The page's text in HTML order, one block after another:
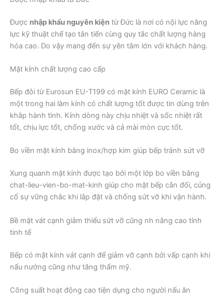
Được nhập khẩu nguyên kiện từ Đức là nơi có nội lực năng
lực kỹ thuật chế tạo tân tiến cùng quy tắc chất lượng hàng
hóa cao. Do vậy mang đến sự yên tâm lớn với khách hàng.
Mặt kính chất lượng cao cấp
Bếp đôi từ Eurosun EU-T199 có mặt kính EURO Ceramic là
một trong hai làm kính có chất lượng tốt được tin dùng trên
khắp hành tinh. Kính dòng này chịu nhiệt và sốc nhiệt rất
tốt, chịu lực tốt, chống xước và cả mài mòn cực tốt.
Bo viền mặt kính bằng inox/hợp kim giúp bếp tránh sứt vỡ
Xung quanh mặt kính được tạo bởi một lớp bo viền bằng
chat-lieu-vien-bo-mat-kinh giúp cho mặt bếp cân đối, củng
cố sự vững chắc khi lắp đặt và chống sứt vỡ khi vận hành.
Bề mặt vát cạnh giảm thiểu sứt vỡ cũng nh nâng cao tính
tinh tế
Bếp có mặt kính vát cạnh để giảm vỡ cạnh bởi vấp cạnh khi
nấu nướng cũng như tăng thẩm mỹ.
Công suất hoạt động cao tiện dụng cho người nấu ăn